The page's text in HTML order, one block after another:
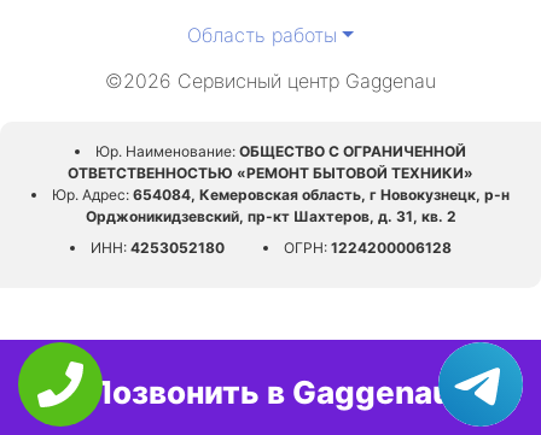
Область работы
©2026 Сервисный центр Gaggenau
Юр. Наименование: ОБЩЕСТВО С ОГРАНИЧЕННОЙ
ОТВЕТСТВЕННОСТЬЮ «РЕМОНТ БЫТОВОЙ ТЕХНИКИ»
Юр. Адрес: 654084, Кемеровская область, г Новокузнецк, р-н
Орджоникидзевский, пр-кт Шахтеров, д. 31, кв. 2
ИНН: 4253052180 ОГРН: 1224200006128
Позвонить в Gaggenau